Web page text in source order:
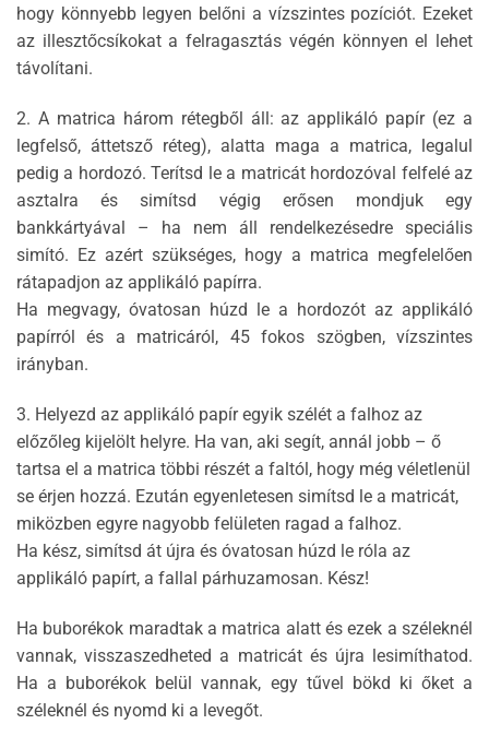
hogy könnyebb legyen belőni a vízszintes pozíciót. Ezeket
az illesztőcsíkokat a felragasztás végén könnyen el lehet
távolítani.
2. A matrica három rétegből áll: az applikáló papír (ez a
legfelső, áttetsző réteg), alatta maga a matrica, legalul
pedig a hordozó. Terítsd le a matricát hordozóval felfelé az
asztalra és simítsd végig erősen mondjuk egy
bankkártyával – ha nem áll rendelkezésedre speciális
simító. Ez azért szükséges, hogy a matrica megfelelően
rátapadjon az applikáló papírra.
Ha megvagy, óvatosan húzd le a hordozót az applikáló
papírról és a matricáról, 45 fokos szögben, vízszintes
irányban.
3. Helyezd az applikáló papír egyik szélét a falhoz az
előzőleg kijelölt helyre. Ha van, aki segít, annál jobb – ő
tartsa el a matrica többi részét a faltól, hogy még véletlenül
se érjen hozzá. Ezután egyenletesen simítsd le a matricát,
miközben egyre nagyobb felületen ragad a falhoz.
Ha kész, simítsd át újra és óvatosan húzd le róla az
applikáló papírt, a fallal párhuzamosan. Kész!
Ha buborékok maradtak a matrica alatt és ezek a széleknél
vannak, visszaszedheted a matricát és újra lesimíthatod.
Ha a buborékok belül vannak, egy tűvel bökd ki őket a
széleknél és nyomd ki a levegőt.